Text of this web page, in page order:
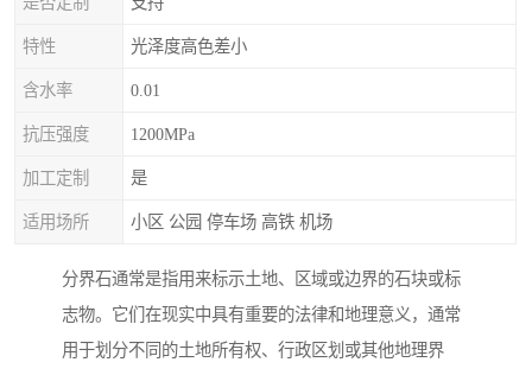
特性 光泽度高色差小
含水率 0.01
抗压强度 1200MPa
加工定制 是
适用场所 小区 公园 停车场 高铁 机场
分界石通常是指用来标示土地、区域或边界的石块或标
志物。它们在现实中具有重要的法律和地理意义，通常
用于划分不同的土地所有权、行政区划或其他地理界